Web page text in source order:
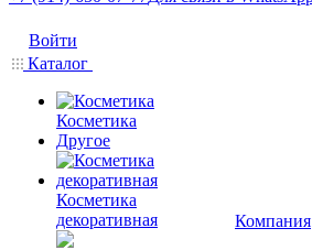
Войти
Каталог
Косметика
Другое
Косметика
декоративная
Компания